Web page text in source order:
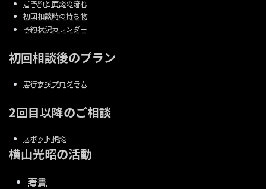
ご予約と面談の流れ
初回相談時の持ち物
予約状況カレンダー
初回相談後のプラン
実行支援プログラム
2回目以降のご相談
スポット相談
横山光昭の活動
著書